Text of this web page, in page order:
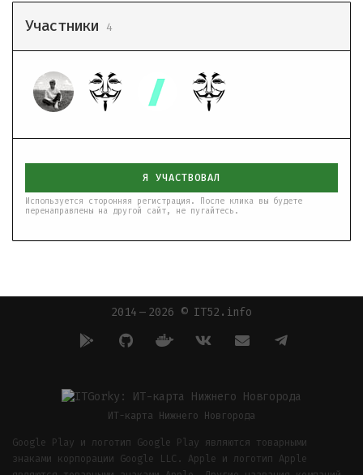
Участники 4
Я УЧАСТВОВАЛ
Используется сторонняя регистрация. После клика вы будете
перенаправлены на другой сайт, не пугайтесь.
2014 — 2026 © IT52.info
ИТ-карта Нижнего Новгорода
Google Play и логотип Google Play являются товарными
знаками корпорации Google LLC. Apple и логотип Apple